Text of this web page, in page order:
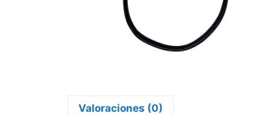
Valoraciones (0)